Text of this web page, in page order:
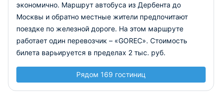
экономично. Маршрут автобуса из Дербента до
Москвы и обратно местные жители предпочитают
поездке по железной дороге. На этом маршруте
работает один перевозчик – «GOREC». Стоимость
билета варьируется в пределах 2 тыс. руб.
Рядом 169 гостиниц